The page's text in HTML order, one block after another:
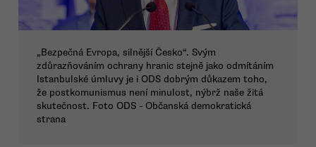
„Bezpečná Evropa, silnější Česko“. Svým
zdůrazňováním ochrany hranic stejně jako odmítáním
Istanbulské úmluvy je i ODS dobrým důkazem toho,
že postkomunismus není minulost, nýbrž naše žitá
skutečnost. Foto ODS - Občanská demokratická
strana